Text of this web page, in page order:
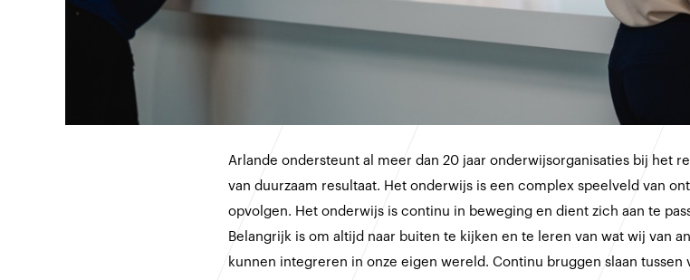
Arlande ondersteunt al meer dan 20 jaar onderwijsorganisaties bij het
van duurzaam resultaat. Het onderwijs is een complex speelveld van
opvolgen. Het onderwijs is continu in beweging en dient zich aan te
Belangrijk is om altijd naar buiten te kijken en te leren van wat wij van
kunnen integreren in onze eigen wereld. Continu bruggen slaan